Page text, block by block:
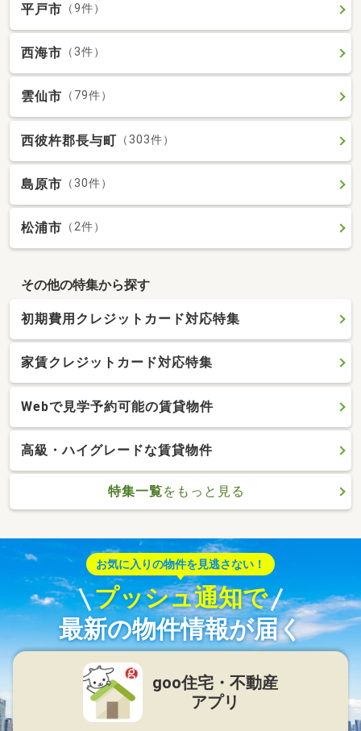
平戸市 （9件）
西海市 （3件）
雲仙市 （79件）
西彼杵郡長与町 （303件）
島原市 （30件）
松浦市 （2件）
その他の特集から探す
初期費用クレジットカード対応特集
家賃クレジットカード対応特集
Webで見学予約可能の賃貸物件
高級・ハイグレードな賃貸物件
特集一覧をもっと見る
お気に入りの物件を見逃さない！
プッシュ通知で
最新の物件情報が届く
goo住宅・不動産
アプリ